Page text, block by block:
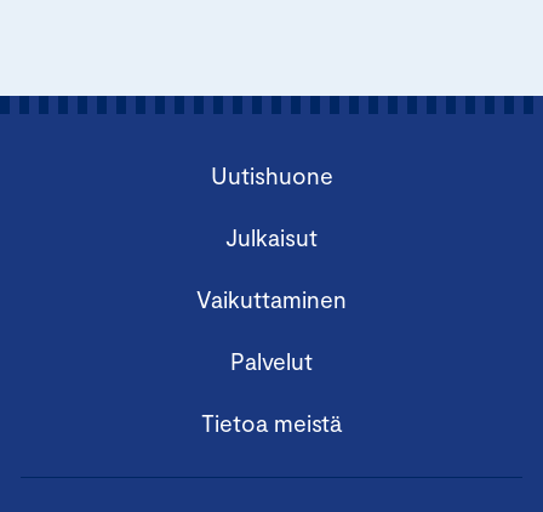
Uutishuone
Julkaisut
Vaikuttaminen
Palvelut
Tietoa meistä